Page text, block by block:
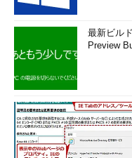
最新ビル
Preview